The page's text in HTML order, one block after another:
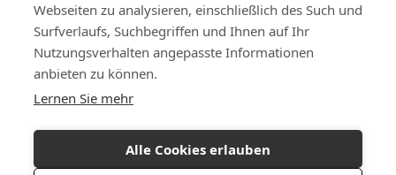
Webseiten zu analysieren, einschließlich des Such und
Surfverlaufs, Suchbegriffen und Ihnen auf Ihr
Nutzungsverhalten angepasste Informationen
anbieten zu können.
Lernen Sie mehr
Alle Cookies erlauben